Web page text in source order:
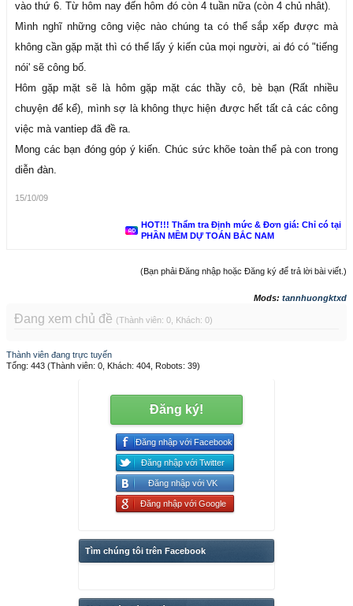
vào thứ 6. Từ hôm nay đến hôm đó còn 4 tuần nữa (còn 4 chủ nhât).
Mình nghĩ những công việc nào chúng ta có thể sắp xếp được mà
không cần gặp mặt thì có thể lấy ý kiến của mọi người, ai đó có "tiếng
nói' sẽ công bố.
Hôm gặp mặt sẽ là hôm gặp mặt các thầy cô, bè bạn (Rất nhiều
chuyện để kể), mình sợ là không thực hiện được hết tất cả các công
việc mà vantiep đã đề ra.
Mong các bạn đóng góp ý kiến. Chúc sức khõe toàn thể pà con trong
diễn đàn.
15/10/09
HOT!!! Thẩm tra Định mức & Đơn giá: Chỉ có tại
PHẦN MỀM DỰ TOÁN BẮC NAM
(Bạn phải Đăng nhập hoặc Đăng ký để trả lời bài viết.)
Mods: tannhuongktxd
Đang xem chủ đề (Thành viên: 0, Khách: 0)
Thành viên đang trực tuyến
Tổng: 443 (Thành viên: 0, Khách: 404, Robots: 39)
Đăng ký!
Đăng nhập với Facebook
Đăng nhập với Twitter
Đăng nhập với VK
Đăng nhập với Google
Tìm chúng tôi trên Facebook